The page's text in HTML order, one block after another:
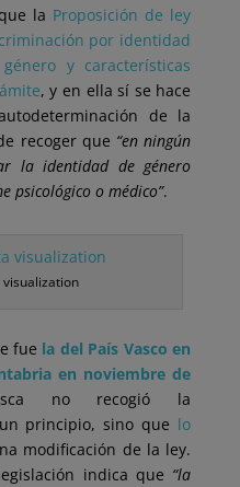
la Proposición de ley
por identidad
y características
, y en ella sí se hace
de la
recoger que “en ningún
la identidad de género
psicológico o médico”.
visualization
fue la del País Vasco en
en noviembre de
no recogió la
principio, sino que lo
modificación de la ley.
indica que “la